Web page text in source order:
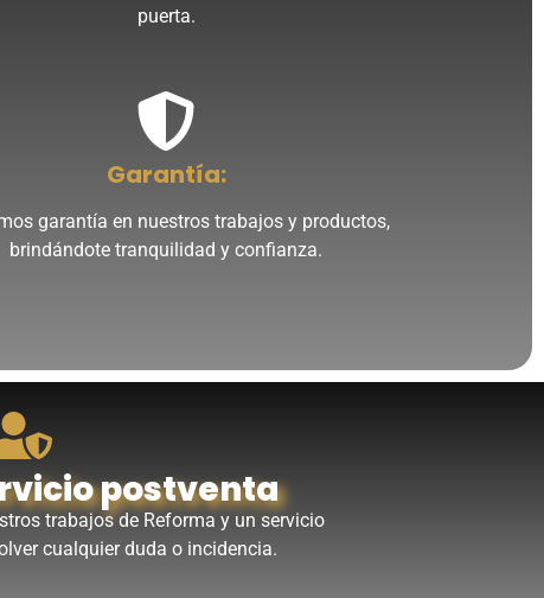
puerta.
Garantía:
garantía en nuestros trabajos y productos,
brindándote tranquilidad y confianza.
postventa
trabajos de Reforma y un servicio
cualquier duda o incidencia.